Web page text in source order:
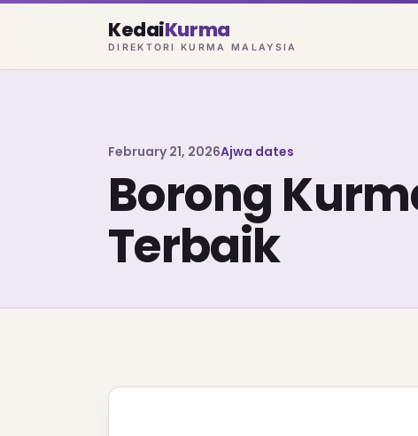
KedaiKurma
DIREKTORI KURMA MALAYSIA
February 21, 2026Ajwa dates
Borong
Terbaik